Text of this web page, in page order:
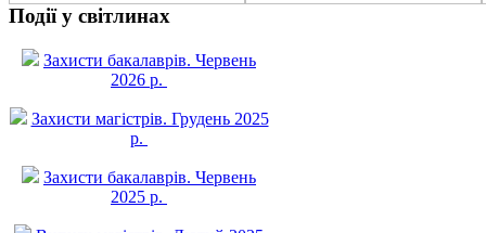
Події у світлинах
Захисти бакалаврів. Червень
2026 р.
Захисти магістрів. Грудень 2025
р.
Захисти бакалаврів. Червень
2025 р.